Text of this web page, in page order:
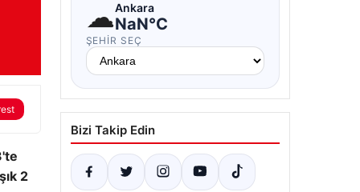
2
☁Ankara
NaN°C
ŞEHIR SEÇ
Bizi Takip Edin